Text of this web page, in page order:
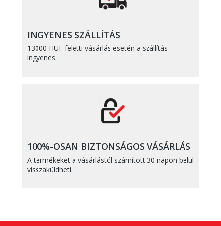
INGYENES SZÁLLÍTÁS
13000 HUF feletti vásárlás esetén a szállítás
ingyenes.
100%-OSAN BIZTONSÁGOS VÁSÁRLÁS
A termékeket a vásárlástól számított 30 napon belül
visszaküldheti.